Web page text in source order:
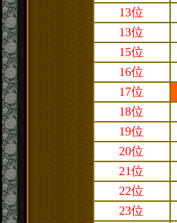
13位
13位
15位
16位
17位
18位
19位
20位
21位
22位
23位